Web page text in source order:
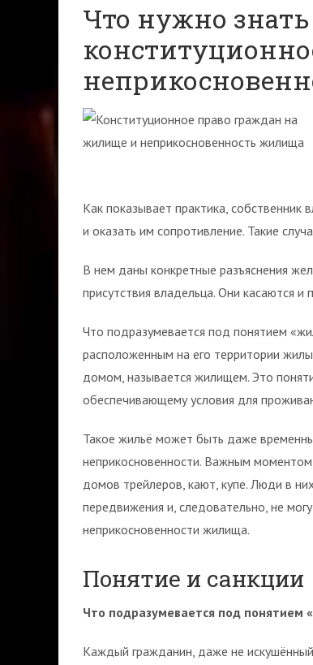
Что нужно
Как показывает практика,
и оказать им сопротивление. Такие
В нем даны конкретные разъяснения
присутствия владельца. Они касаются и
Что подразумевается под понятием
расположенным на его территории
домом, называется жилищем. Это
обеспечивающему условия для
Такое жильё может быть даже
неприкосновенности. Важным моментом
домов трейлеров, кают, купе. Люди в
передвижения и, следовательно, не
неприкосновенности жилища.
Понятие и санкции
Что подразумевается под понятием
Каждый гражданин, даже не